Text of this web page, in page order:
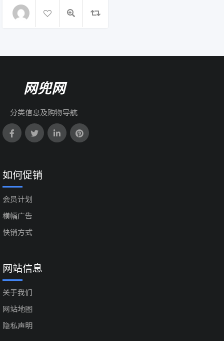
网兜网
分类信息及购物导航
如何促销
会员计划
横幅广告
快销方式
网站信息
关于我们
网站地图
隐私声明